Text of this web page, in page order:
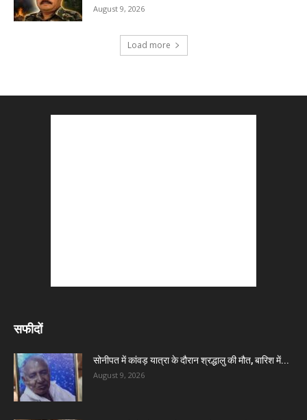
August 9, 2026
Load more
सफीदों
सोनीपत में कांवड़ यात्रा के दौरान श्रद्धालु की मौत, बारिश में...
August 9, 2026